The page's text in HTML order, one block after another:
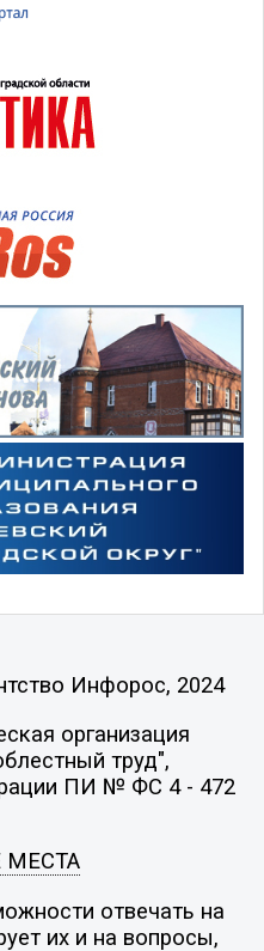
Инфорос, 2024
организация
труд",
ПИ № ФС 4 - 472
МЕСТА
отвечать на
их и на вопросы,